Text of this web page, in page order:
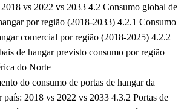
vs 2022 vs 2033 4.2 Consumo global de
por região (2018-2033) 4.2.1 Consumo
comercial por região (2018-2025) 4.2.2
de hangar previsto consumo por região
do Norte
do consumo de portas de hangar da
2018 vs 2022 vs 2033 4.3.2 Portas de